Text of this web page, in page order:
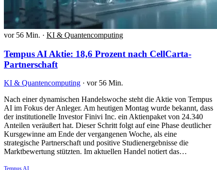
vor 56 Min. · KI & Quantencomputing
Tempus AI Aktie: 18,6 Prozent nach CellCarta-
Partnerschaft
KI & Quantencomputing · vor 56 Min.
Nach einer dynamischen Handelswoche steht die Aktie von Tempus
AI im Fokus der Anleger. Am heutigen Montag wurde bekannt, dass
der institutionelle Investor Finivi Inc. ein Aktienpaket von 24.340
Anteilen veräußert hat. Dieser Schritt folgt auf eine Phase deutlicher
Kursgewinne am Ende der vergangenen Woche, als eine
strategische Partnerschaft und positive Studienergebnisse die
Marktbewertung stützten. Im aktuellen Handel notiert das…